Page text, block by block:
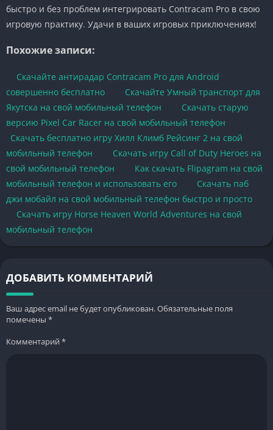
быстро и без проблем интегрировать Contracam Pro в свою
игровую практику. Удачи в ваших игровых приключениях!
Похожие записи:
Скачайте антирадар Contracam Pro для Android
совершенно бесплатно
Скачайте Умный транспорт для
Якутска на свой мобильный телефон
Скачать старую
версию Pixel Car Racer на свой мобильный телефон
Скачать бесплатно игру Хилл Климб Рейсинг 2 на свой
мобильный телефон
Скачать игру Call of Duty Heroes на
свой мобильный телефон
Как скачать Flipagram на свой
мобильный телефон и использовать его
Скачать паб
джи мобайл на свой мобильный телефон быстро и просто
Скачать игру Horse Heaven World Adventures на свой
мобильный телефон
ДОБАВИТЬ КОММЕНТАРИЙ
Ваш адрес email не будет опубликован.Обязательные поля
помечены *
Комментарий*